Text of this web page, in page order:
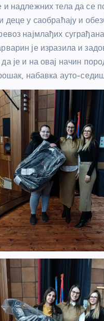
надлежних тела да се
деце у саобраћају и
најмлађих
је изразила и
је и на овај начин
набавка ауто-